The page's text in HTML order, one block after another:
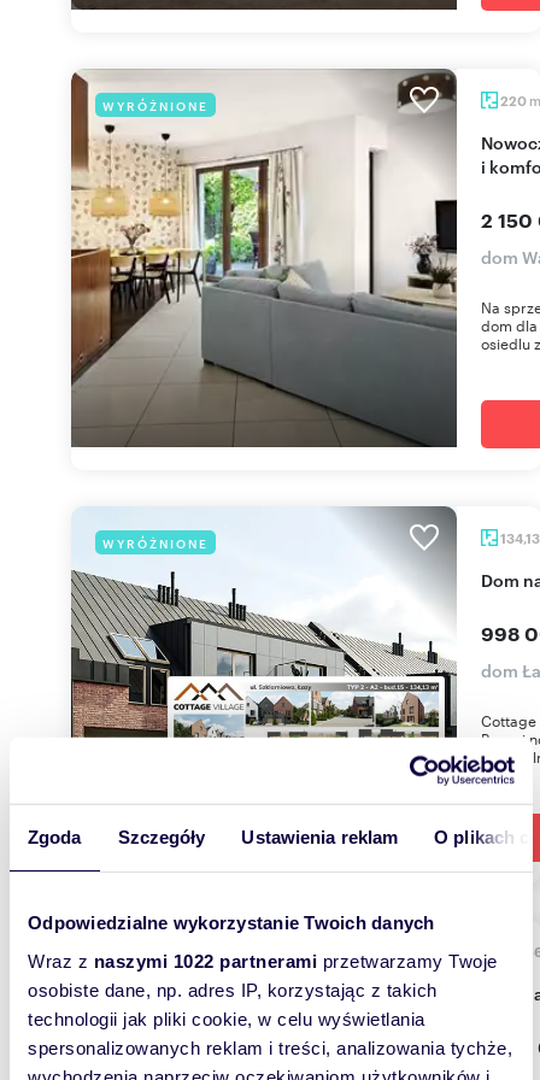
Zgoda Szczegóły Ustawienia reklam O plikach
Odpowiedzialne wykorzystanie Twoich danych
Wraz z naszymi 1022 partnerami przetwarzamy Twoje
osobiste dane, np. adres IP, korzystając z takich
technologii jak pliki cookie, w celu wyświetlania
spersonalizowanych reklam i treści, analizowania tychże,
WYRÓŻNIONE 220 m
Nowoczesny dom 220 m² z garażem - prywatność
i
2 150
dom
Na
dom
osiedlu
WYRÓŻNIONE
dom
998
dom
Cottage
Poznaj
WYRÓŻNIONE
dom
1 350